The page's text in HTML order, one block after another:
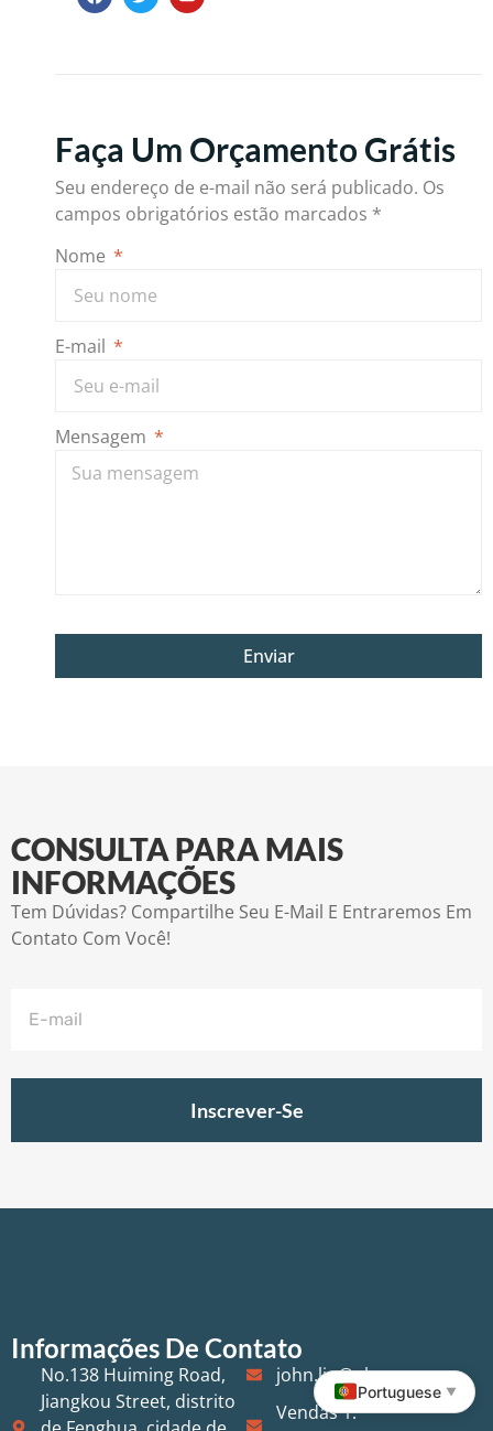
Faça Um Orçamento Grátis
Seu endereço de e-mail não será publicado. Os
campos obrigatórios estão marcados *
Nome
E-mail
Mensagem
Enviar
CONSULTA PARA MAIS
INFORMAÇÕES
Tem Dúvidas? Compartilhe Seu E-Mail E Entraremos Em
Contato Com Você!
Inscrever-Se
Informações De Contato
No.138 Huiming Road,
Jiangkou Street, distrito
john.liu@nbsenya.com
Vendas 1:
Portuguese ▼